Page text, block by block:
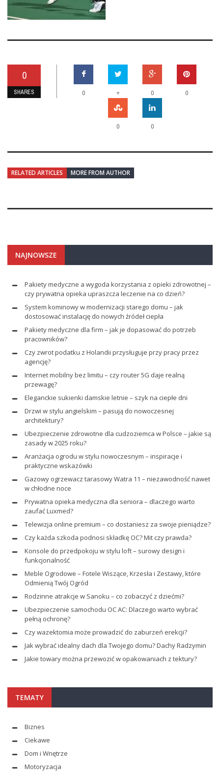
0
SHARES 0 + 0 0
0 0
RELATED ARTICLES MORE FROM AUTHOR
NAJNOWSZE
Pakiety medyczne a wygoda korzystania z opieki zdrowotnej –
czy prywatna opieka upraszcza leczenie na co dzień?
System kominowy w modernizacji starego domu – jak
dostosować instalację do nowych źródeł ciepła
Pakiety medyczne dla firm – jak je dopasować do potrzeb
pracowników?
Czy zwrot podatku z Holandii przysługuje przy pracy przez
agencję?
Internet mobilny bez limitu – czy router 5G daje realną
przewagę?
Eleganckie sukienki damskie letnie – szyk na ciepłe dni
Drzwi w stylu angielskim – pasują do nowoczesnej
architektury?
Ubezpieczenie zdrowotne dla cudzoziemca w Polsce – jakie są
zasady w 2025 roku?
Aranżacja ogrodu w stylu nowoczesnym – inspiracje i
praktyczne wskazówki
Gazowy ogrzewacz tarasowy Watra 11 – niezawodność nawet
w chłodne noce
Prywatna opieka medyczna dla seniora – dlaczego warto
zaufać Luxmed?
Telewizja online premium – co dostaniesz za swoje pieniądze?
Czy każda szkoda podnosi składkę OC? Mit czy prawda?
Konsole do przedpokoju w stylu loft – surowy design i
funkcjonalność
Meble Ogrodowe – Fotele Wiszące, Krzesła i Zestawy, które
Odmienią Twój Ogród
Rodzinne atrakcje w Sanoku – co zobaczyć z dziećmi?
Ubezpieczenie samochodu OC AC: Dlaczego warto wybrać
pełną ochronę?
Czy wazektomia może prowadzić do zaburzeń erekcji?
Jak wybrać idealny dach dla Twojego domu? Dachy Radzymin
Jakie towary można przewozić w opakowaniach z tektury?
TEMATY
Biznes
Ciekawe
Dom i Wnętrze
Motoryzacja